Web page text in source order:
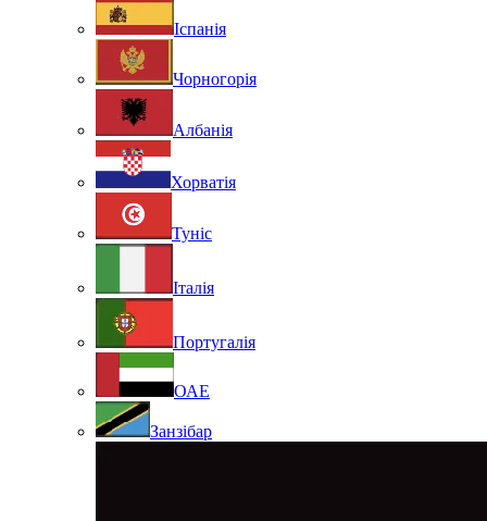
Іспанія
Чорногорія
Албанія
Хорватія
Туніс
Італія
Португалія
ОАЕ
Занзібар